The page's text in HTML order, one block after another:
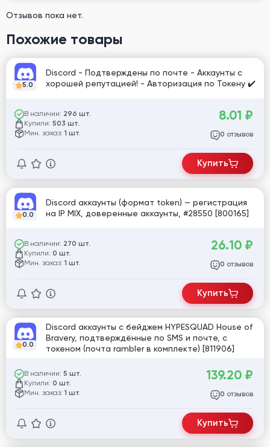
Отзывов пока нет.
Похожие товары
5.0
Discord - Подтверждены по почте - Аккаунты с
хорошей репутацией! - Авторизация по Токену ✔️
В наличии: 296 шт.
Купили: 503 шт.
Мин. заказ: 1 шт.
8.01 ₽
0 отзывов
Купить
0.0
Discord аккаунты (формат token) — регистрация
на IP MIX, доверенные аккаунты, #28550 [800165]
В наличии: 270 шт.
Купили: 0 шт.
Мин. заказ: 1 шт.
26.10 ₽
0 отзывов
Купить
0.0
Discord аккаунты с бейджем HYPESQUAD House of
Bravery, подтверждённые по SMS и почте, с
токеном (почта rambler в комплекте) [811906]
В наличии: 5 шт.
Купили: 0 шт.
Мин. заказ: 1 шт.
139.20 ₽
0 отзывов
Купить